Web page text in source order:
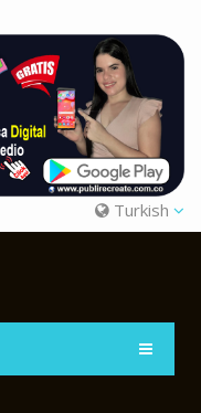
Turkish